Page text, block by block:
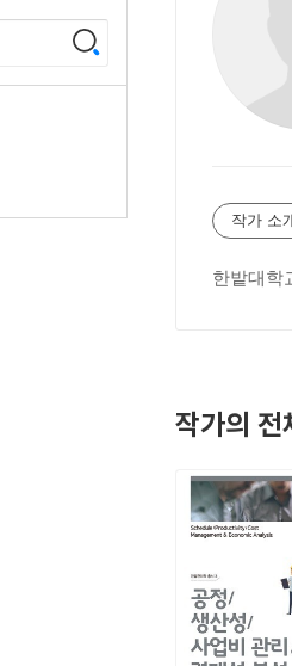
작가 소
한밭대학
작가의 전